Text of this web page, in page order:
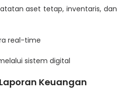
aset tetap, inventaris, dan
real-time
sistem digital
Keuangan